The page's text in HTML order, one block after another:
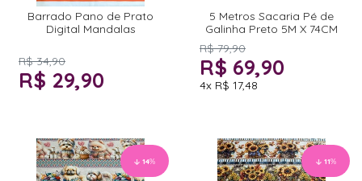
Barrado Pano de Prato
Digital Mandalas
R$ 34,90
R$ 29,90
5 Metros Sacaria Pé de
Galinha Preto 5M X 74CM
R$ 79,90
R$ 69,90
4x R$ 17,48
14% 11%